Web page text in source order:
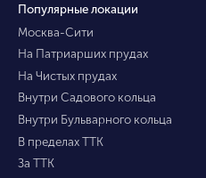
Популярные локации
Москва-Сити
На Патриарших прудах
На Чистых прудах
Внутри Садового кольца
Внутри Бульварного кольца
В пределах ТТК
За ТТК